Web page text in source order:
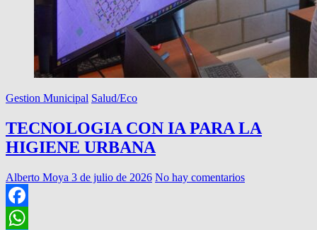
Gestion Municipal Salud/Eco
TECNOLOGIA CON IA PARA LA
HIGIENE URBANA
Alberto Moya 3 de julio de 2026 No hay comentarios
Facebook